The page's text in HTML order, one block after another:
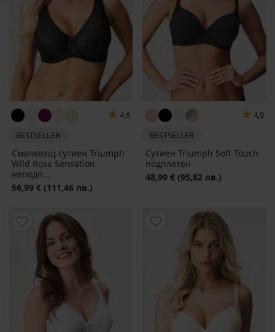
4,6
BESTSELLER
Смаляващ сутиен Triumph
Wild Rose Sensation
неподп...
56,99 € (111,46 лв.)
4,9
BESTSELLER
Сутиен Triumph Soft Touch
подплатен
48,99 € (95,82 лв.)